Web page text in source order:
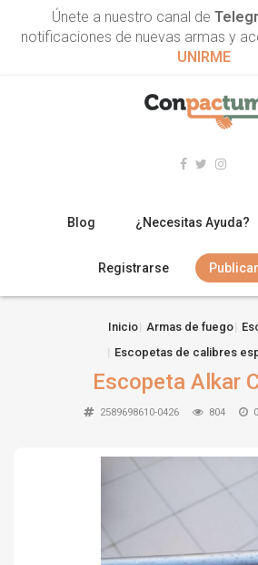
Únete a nuestro canal de
notificaciones de nuevas armas y
UNIRME
Blog ¿Necesitas Ayuda?
Registrarse
ACCESORIOS
Inicio Armas de fuego
Escopetas de calibres
Escopeta Alkar
2589698610-0426 804